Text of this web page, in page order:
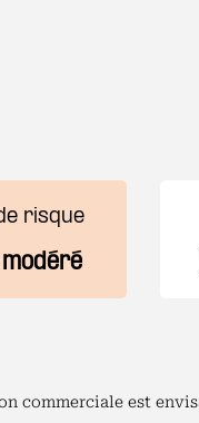
risque
commerciale est